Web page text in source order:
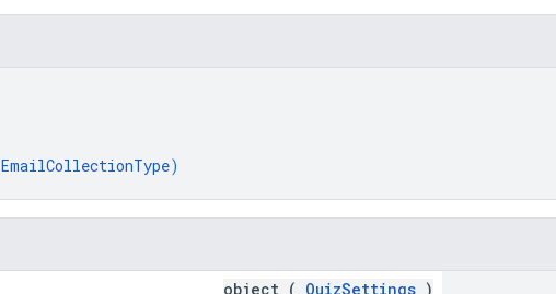
EmailCollectionType)
object ( QuizSettings )